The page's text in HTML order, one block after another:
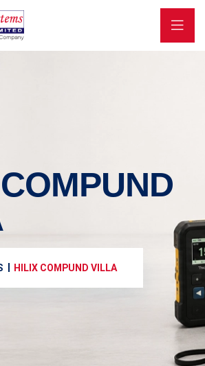
HILIX COMPUND VILLA